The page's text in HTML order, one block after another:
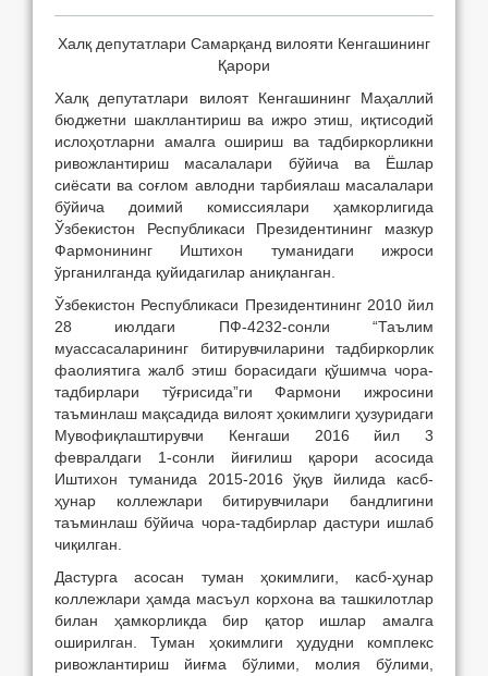
Халқ депутатлари Самарқанд вилояти Кенгашининг
Қарори
Халқ депутатлари вилоят Кенгашининг Маҳаллий
бюджетни шакллантириш ва ижро этиш, иқтисодий
ислоҳотларни амалга ошириш ва тадбиркорликни
ривожлантириш масалалари бўйича ва Ёшлар
сиёсати ва соғлом авлодни тарбиялаш масалалари
бўйича доимий комиссиялари ҳамкорлигида
Ўзбекистон Республикаси Президентининг мазкур
Фармонининг Иштихон туманидаги ижроси
ўрганилганда қуйидагилар аниқланган.
Ўзбекистон Республикаси Президентининг 2010 йил
28 июлдаги ПФ-4232-сонли “Таълим
муассасаларининг битирувчиларини тадбиркорлик
фаолиятига жалб этиш борасидаги қўшимча чора-
тадбирлари тўғрисида”ги Фармони ижросини
таъминлаш мақсадида вилоят ҳокимлиги ҳузуридаги
Мувофиқлаштирувчи Кенгаши 2016 йил 3
февралдаги 1-сонли йиғилиш қарори асосида
Иштихон туманида 2015-2016 ўқув йилида касб-
ҳунар коллежлари битирувчилари бандлигини
таъминлаш бўйича чора-тадбирлар дастури ишлаб
чиқилган.
Дастурга асосан туман ҳокимлиги, касб-ҳунар
коллежлари ҳамда масъул корхона ва ташкилотлар
билан ҳамкорликда бир қатор ишлар амалга
оширилган. Туман ҳокимлиги ҳудудни комплекс
ривожлантириш йиғма бўлими, молия бўлими,